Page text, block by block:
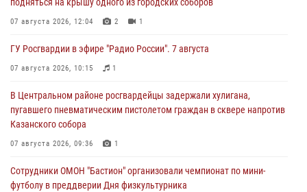
07 августа 2026, 12:04 2 1
ГУ Росгвардии в эфире "Радио России". 7 августа
07 августа 2026, 10:15 1
В Центральном районе росгвардейцы задержали хулигана,
пугавшего пневматическим пистолетом граждан в сквере напротив
Казанского собора
07 августа 2026, 09:36 1
Сотрудники ОМОН "Бастион" организовали чемпионат по мини-
футболу в преддверии Дня физкультурника